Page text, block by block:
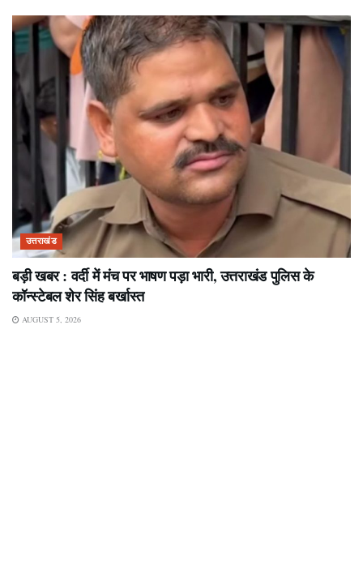
उत्तराखंड
बड़ी खबर : वर्दी में मंच पर भाषण पड़ा भारी, उत्तराखंड पुलिस के
कॉन्स्टेबल शेर सिंह बर्खास्त
AUGUST 5, 2026